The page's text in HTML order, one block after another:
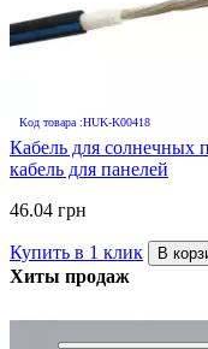
Код товара :HUK-K00418
Кабель для солнечных
кабель для панелей
46.04 грн
Купить в 1 клик В
Хиты продаж